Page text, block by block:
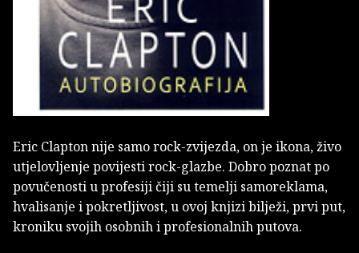
Eric Clapton nije samo rock-zvijezda, on je ikona, živo
utjelovljenje povijesti rock-glazbe. Dobro poznat po
povučenosti u profesiji čiji su temelji samoreklama,
hvalisanje i pokretljivost, u ovoj knjizi bilježi, prvi put,
kroniku svojih osobnih i profesionalnih putova.